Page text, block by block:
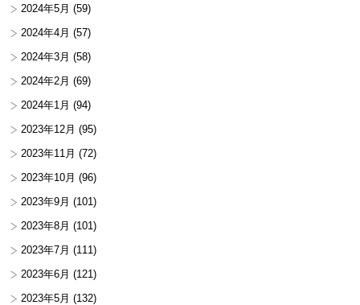
2024年5月 (59)
2024年4月 (57)
2024年3月 (58)
2024年2月 (69)
2024年1月 (94)
2023年12月 (95)
2023年11月 (72)
2023年10月 (96)
2023年9月 (101)
2023年8月 (101)
2023年7月 (111)
2023年6月 (121)
2023年5月 (132)